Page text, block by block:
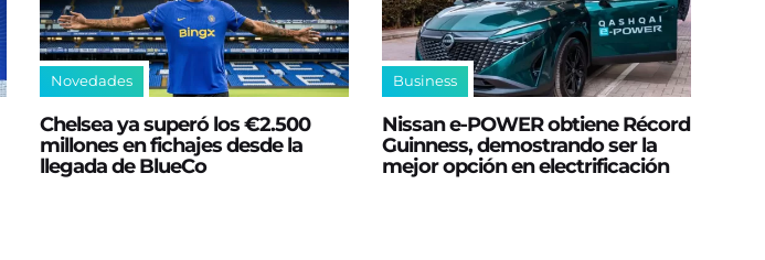
Novedades
Chelsea ya superó los €2.500
millones en fichajes desde la
llegada de BlueCo
Business
Nissan e‑POWER obtiene Récord
Guinness, demostrando ser la
mejor opción en electrificación